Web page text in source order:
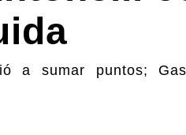
a sumar puntos;